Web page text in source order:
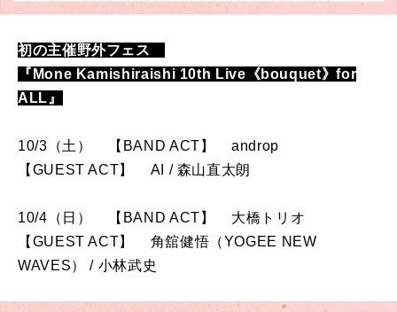
初の主催野外フェス
『Mone Kamishiraishi 10th Live《bouquet》for
ALL』
10/3（土） 【BAND ACT】 androp
【GUEST ACT】 AI / 森山直太朗
10/4（日） 【BAND ACT】 大橋トリオ
【GUEST ACT】 角舘健悟（YOGEE NEW
WAVES） / 小林武史